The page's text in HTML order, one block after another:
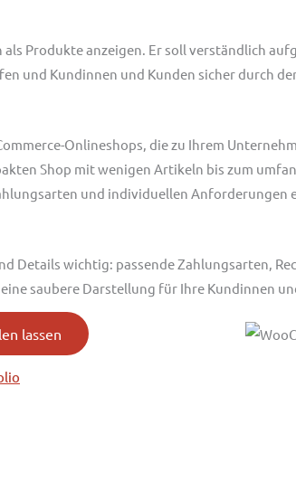
Produkte anzeigen. Er soll verständlich
und Kundinnen und Kunden sicher durch
Onlineshops, die zu Ihrem
Shop mit wenigen Artikeln bis zum
und individuellen Anforderungen
Details wichtig: passende Zahlungsarten,
saubere Darstellung für Ihre Kundinnen
lassen